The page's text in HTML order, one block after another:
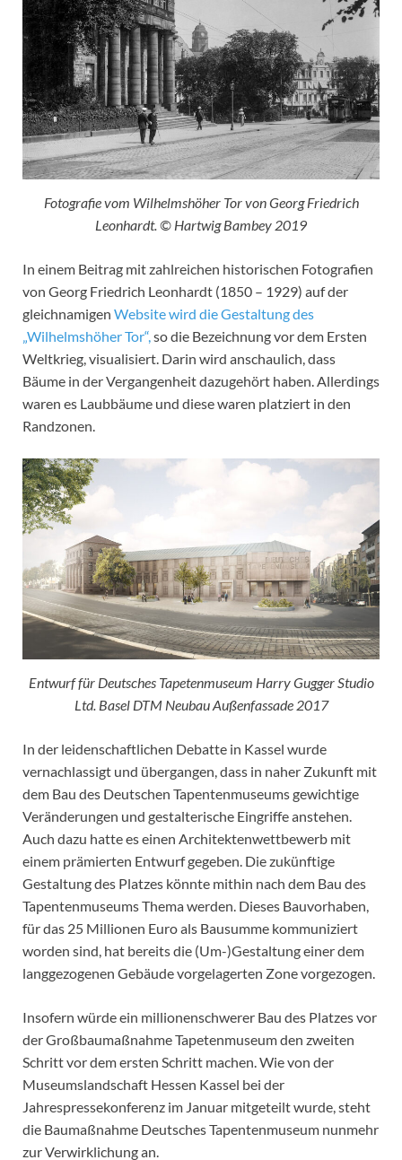
Fotografie vom Wilhelmshöher Tor von Georg Friedrich
Leonhardt. © Hartwig Bambey 2019
In einem Beitrag mit zahlreichen historischen Fotografien
von Georg Friedrich Leonhardt (1850 – 1929) auf der
gleichnamigen Website wird die Gestaltung des
„Wilhelmshöher Tor“,so die Bezeichnung vor dem Ersten
Weltkrieg, visualisiert. Darin wird anschaulich, dass
Bäume in der Vergangenheit dazugehört haben. Allerdings
waren es Laubbäume und diese waren platziert in den
Randzonen.
Entwurf für Deutsches Tapetenmuseum Harry Gugger Studio
Ltd. Basel DTM Neubau Außenfassade 2017
In der leidenschaftlichen Debatte in Kassel wurde
vernachlassigt und übergangen, dass in naher Zukunft mit
dem Bau des Deutschen Tapentenmuseums gewichtige
Veränderungen und gestalterische Eingriffe anstehen.
Auch dazu hatte es einen Architektenwettbewerb mit
einem prämierten Entwurf gegeben. Die zukünftige
Gestaltung des Platzes könnte mithin nach dem Bau des
Tapentenmuseums Thema werden. Dieses Bauvorhaben,
für das 25 Millionen Euro als Bausumme kommuniziert
worden sind, hat bereits die (Um-)Gestaltung einer dem
langgezogenen Gebäude vorgelagerten Zone vorgezogen.
Insofern würde ein millionenschwerer Bau des Platzes vor
der Großbaumaßnahme Tapetenmuseum den zweiten
Schritt vor dem ersten Schritt machen. Wie von der
Museumslandschaft Hessen Kassel bei der
Jahrespressekonferenz im Januar mitgeteilt wurde, steht
die Baumaßnahme Deutsches Tapentenmuseum nunmehr
zur Verwirklichung an.